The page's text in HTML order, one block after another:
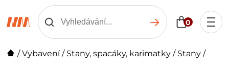
0
/Vybavení/ Stany, spacáky, karimatky / Stany /